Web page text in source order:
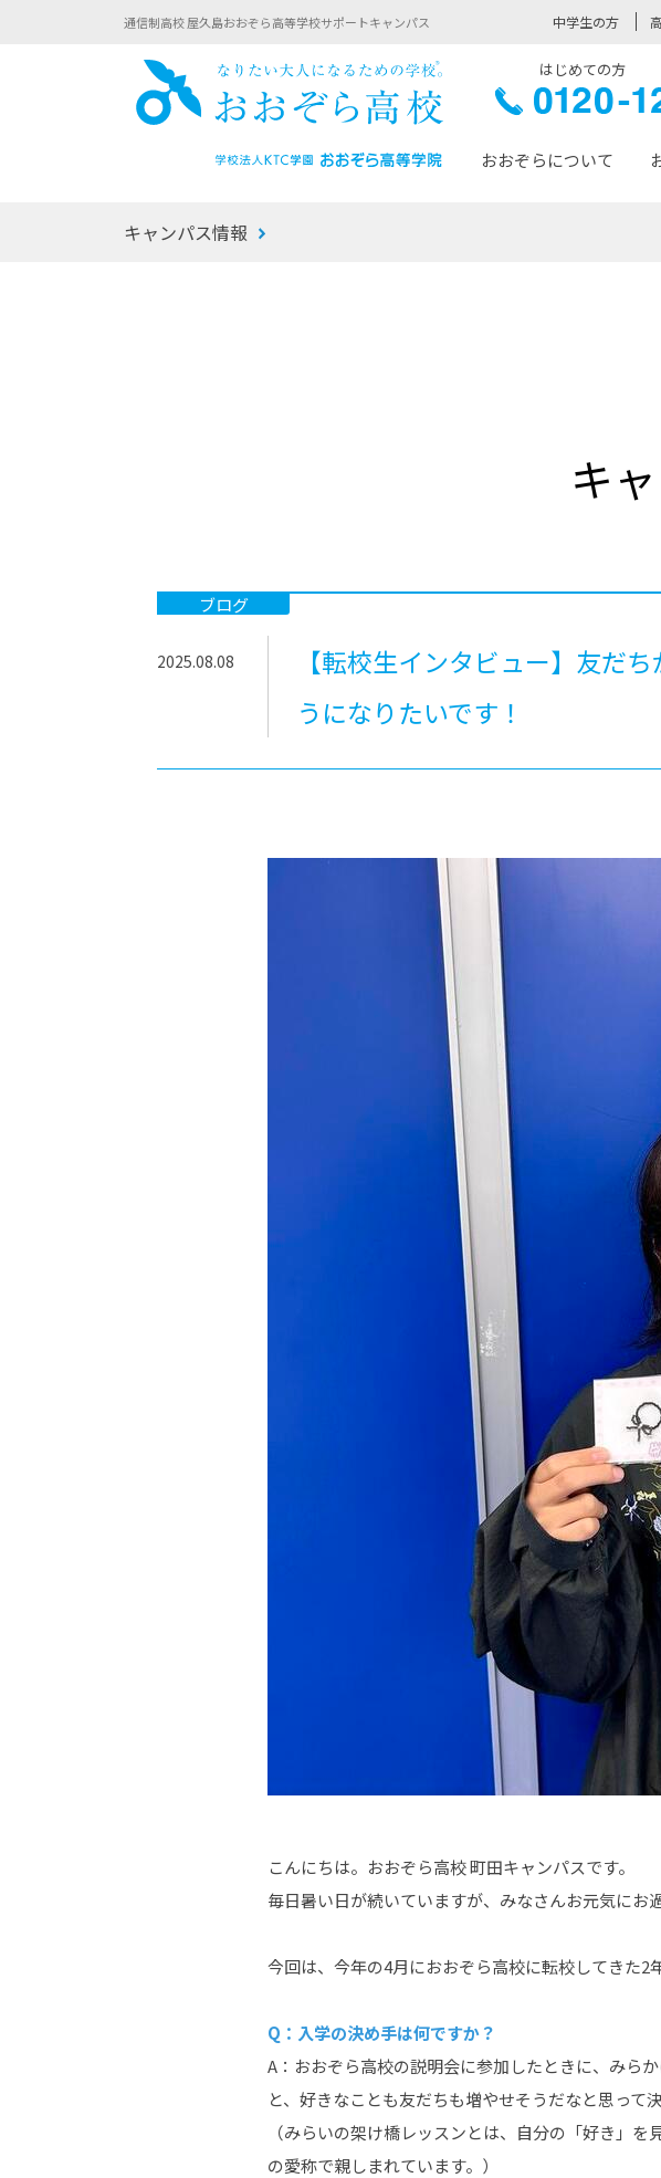
通信制高校 屋久島おおぞら高等学校サポートキャンパス 中学生の方
おおぞら高校はじめての方
おおぞらについて
おお
-進学コース
-基礎コース
キャンパス情報
キ
ブログ
2025.08.08
【転校生インタビュー】友だ
うになりたいです！
こんにちは。おおぞら高校 町田キャンパスです。
毎日暑い日が続いていますが、みなさんお元気にお
今回は、今年の4月におおぞら高校に転校してきた2
Q：入学の決め手は何ですか？
A：おおぞら高校の説明会に参加したときに、みら
と、好きなことも友だちも増やせそうだなと思って
（みらいの架け橋レッスンとは、自分の「好き」
の愛称で親しまれています。）